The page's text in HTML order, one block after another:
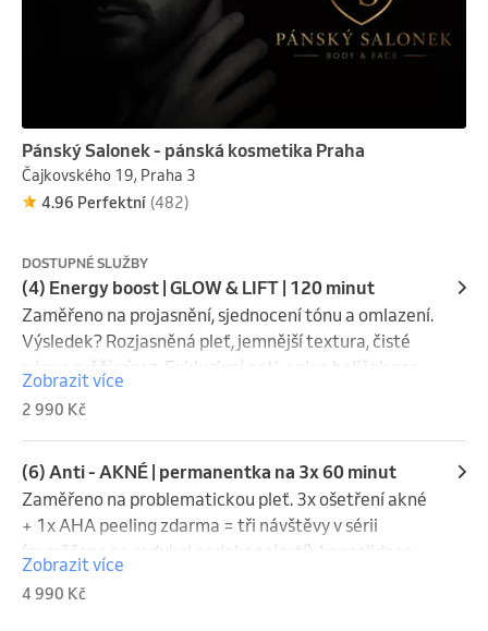
Pánský Salonek - pánská kosmetika Praha
Čajkovského 19, Praha 3
4.96 Perfektní (482)
DOSTUPNÉ SLUŽBY
(4) Energy boost | GLOW & LIFT | 120 minut
Zaměřeno na projasnění, sjednocení tónu a omlazení.
Výsledek? Rozjasněná pleť, jemnější textura, čisté
póry a svěží výraz. Exkluzivní anti-aging balíček pro
30+.
NA MÍRU + 3 prémiové metody  – 21 kroků:
Co zahrnuje (průběh vždy ladíme dle stavu pleti):
✓ Diagnostika pleti – EXPERT (typ/stav, hydratace,
tonus, nedokonalosti, protokol)
✓ Antiseptická příprava
Zobrazit více
2 990 Kč
(6) Anti - AKNÉ | permanentka na 3x 60 minut
Zaměřeno na problematickou pleť. 3x ošetření akné
+ 1x AHA peeling zdarma = tři návštěvy v sérii
(zaměřeno na redukci nedokonalostí), konsolidace
výsledků chemickým peelingem při 3. návštěvě
zdarma. PERMANENTKA 3x 60 MINUT.
Zobrazit více
4 990 Kč